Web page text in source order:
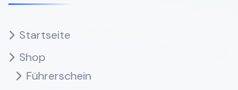
Startseite
Shop
Führerschein